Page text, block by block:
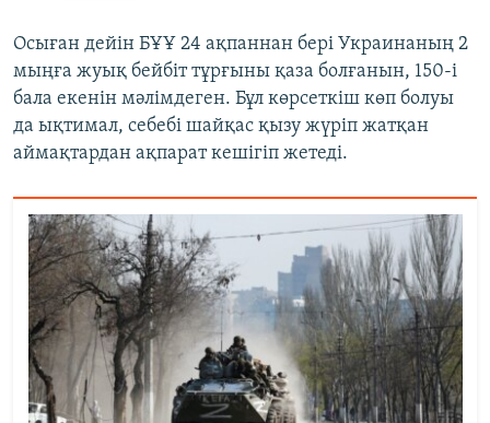
Осыған дейін БҰҰ 24 ақпаннан бері Украинаның 2
мыңға жуық бейбіт тұрғыны қаза болғанын, 150-і
бала екенін мәлімдеген. Бұл көрсеткіш көп болуы
да ықтимал, себебі шайқас қызу жүріп жатқан
аймақтардан ақпарат кешігіп жетеді.